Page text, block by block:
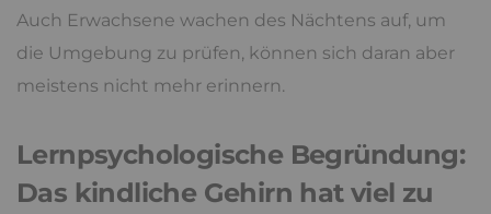
Auch Erwachsene wachen des Nächtens auf, um
die Umgebung zu prüfen, können sich daran aber
meistens nicht mehr erinnern.
Lernpsychologische Begründung:
Das kindliche Gehirn hat viel zu